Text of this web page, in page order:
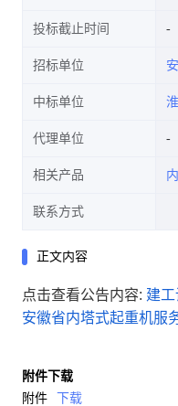
供应商招标
投标截止时间
招标单位
中标单位
代理单位
相关产品
联系方式
正文内容
点击查看公告内容: 建
安徽省内塔式起重机服
附件下载
附件
下载